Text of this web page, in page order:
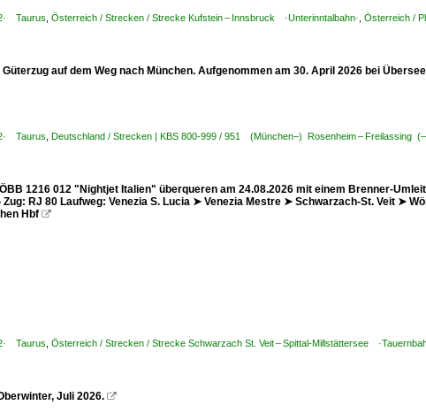
Taurus Österreich / Strecken / Strecke Kufstein – Innsbruck ·Unterinntalbahn· Österreich /
auf dem Weg nach München. Aufgenommen am 30. April 2026 bei
Taurus Deutschland / Strecken | KBS 800-999 / 951 (München–) Rosenheim – Freilassing
1216 012 "Nightjet Italien" überqueren am 24.08.2026 mit einem Brenner-
RJ 80 Laufweg: Venezia S. Lucia ➤ Venezia Mestre ➤ Schwarzach-St. Veit ➤
Hbf 
Taurus Österreich / Strecken / Strecke Schwarzach St. Veit – Spittal-Millstättersee
Juli 2026. 